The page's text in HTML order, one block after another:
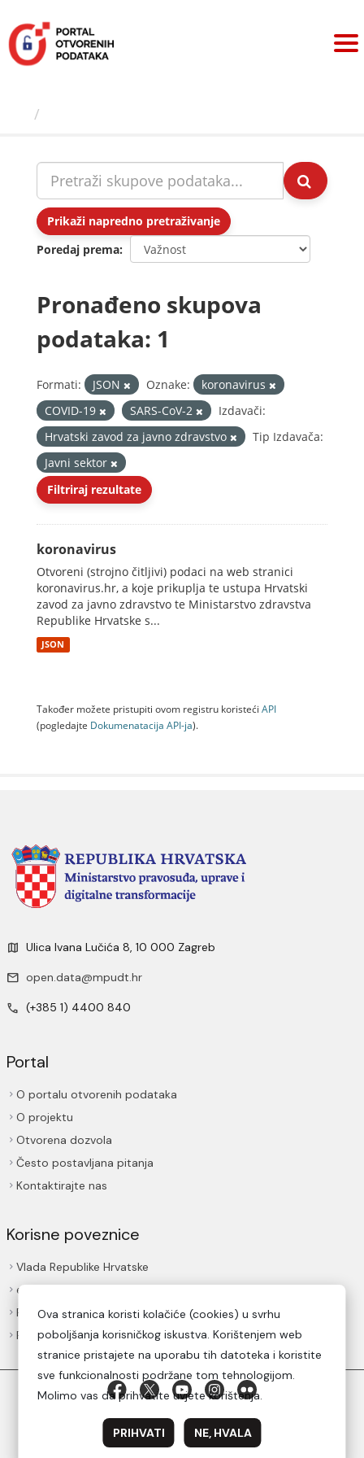
sadržaj
Prikaži napredno pretraživanje
Poredaj prema
Pronađeno skupova
podataka: 1
Formati: JSON Oznake:
koronavirus
COVID-19
SARS-CoV-2
Izdavači:
Hrvatski zavod za javno zdravstvo
Tip Izdavača:
Javni sektor
Filtriraj rezultate
koronavirus
Otvoreni (strojno čitljivi) podaci na web stranici
koronavirus.hr, a koje prikuplja te ustupa Hrvatski
zavod za javno zdravstvo te Ministarstvo zdravstva
Republike Hrvatske s...
JSON
Također možete pristupiti ovom registru koristeći API
(pogledajte Dokumenаtаcijа API-jа).